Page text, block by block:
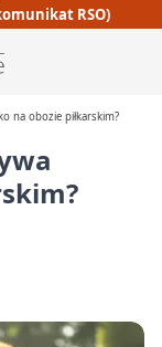
RSO)
na obozie piłkarskim?